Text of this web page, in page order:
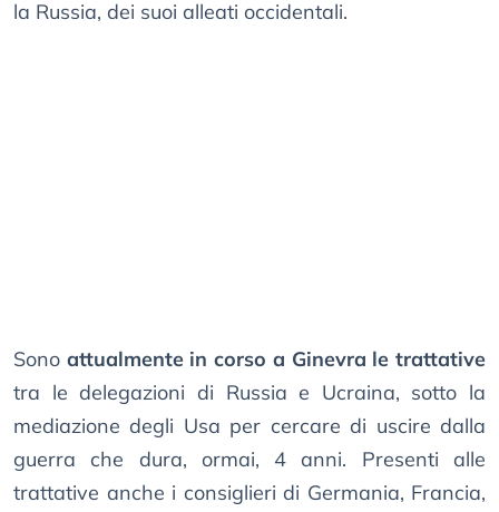
la Russia, dei suoi alleati occidentali.
Sono attualmente in corso a Ginevra le trattative
tra le delegazioni di Russia e Ucraina, sotto la
mediazione degli Usa per cercare di uscire dalla
guerra che dura, ormai, 4 anni. Presenti alle
trattative anche i consiglieri di Germania, Francia,